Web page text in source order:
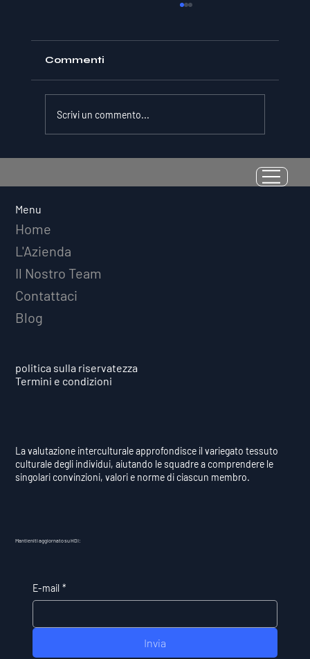
Misurabile: Perché il Quoziente di
Commenti
Scrivi un commento...
Menu
Home
L'Azienda
Il Nostro Team
Contattaci
Blog
politica sulla riservatezza
Termini e condizioni
La valutazione interculturale approfondisce il variegato tessuto
culturale degli individui, aiutando le squadre a comprendere le
singolari convinzioni, valori e norme di ciascun membro.
Mantieniti aggiornato su HDI:
E-mail *
Invia